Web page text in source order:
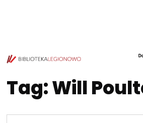
POCZYTALNIA – NOWE
TWOJE NOWE MIEJSCE NA TWOJE KULTURALNE EKSPLORACJE
Tag:Will